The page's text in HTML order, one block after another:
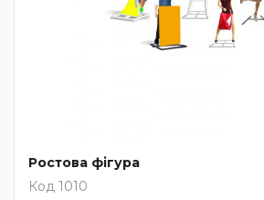
Ростова фігура
Код 1010